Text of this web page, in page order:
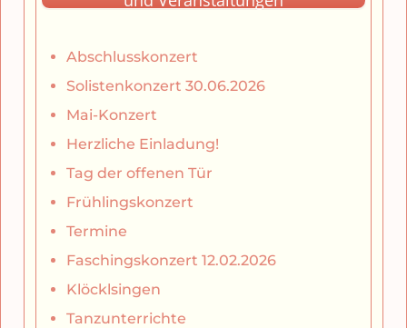
Abschlusskonzert
Solistenkonzert 30.06.2026
Mai-Konzert
Herzliche Einladung!
Tag der offenen Tür
Frühlingskonzert
Termine
Faschingskonzert 12.02.2026
Klöcklsingen
Tanzunterrichte